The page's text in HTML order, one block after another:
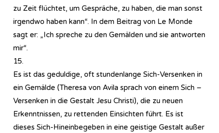
zu Zeit flüchtet, um Gespräche, zu haben, die man sonst
irgendwo haben kann“. In dem Beitrag von Le Monde
sagt er: „Ich spreche zu den Gemälden und sie antworten
mir“.
15.
Es ist das geduldige, oft stundenlange Sich-Versenken in
ein Gemälde (Theresa von Avila sprach von einem Sich –
Versenken in die Gestalt Jesu Christi), die zu neuen
Erkenntnissen, zu rettenden Einsichten führt. Es ist
dieses Sich-Hineinbegeben in eine geistige Gestalt außer